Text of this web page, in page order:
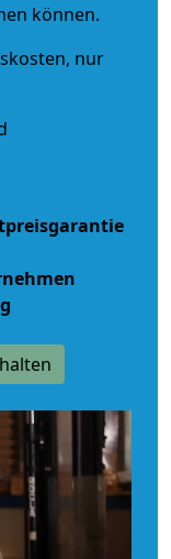
können.
nur